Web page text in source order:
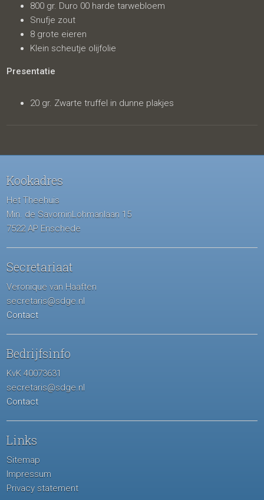
800 gr. Duro 00 harde tarwebloem
Snufje zout
8 grote eieren
Klein scheutje olijfolie
Presentatie
20 gr. Zwarte truffel in dunne plakjes
Kookadres
Het Theehuis
Min. de SavorninLohmanlaan 15
7522 AP Enschede
Secretariaat
Veronique van Haaften
secretaris@sdge.nl
Contact
Bedrijfsinfo
KvK 40073631
secretaris@sdge.nl
Contact
Links
Sitemap
Impressum
Privacy statement